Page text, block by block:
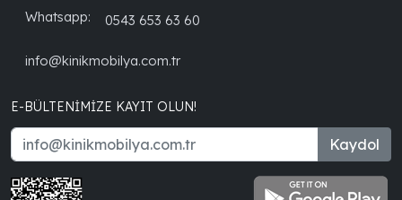
Whatsapp: 0543 653 63 60
info@kinikmobilya.com.tr
E-BÜLTENIMIZE KAYIT OLUN!
Kaydol